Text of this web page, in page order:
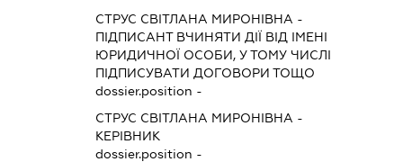
СТРУС СВІТЛАНА МИРОНІВНА -
ПІДПИСАНТВЧИНЯТИ ДІЇ ВІД ІМЕНІ
ЮРИДИЧНОЇ ОСОБИ, У ТОМУ ЧИСЛІ
ПІДПИСУВАТИ ДОГОВОРИ ТОЩО
dossier.position -
СТРУС СВІТЛАНА МИРОНІВНА -
КЕРІВНИК
dossier.position -